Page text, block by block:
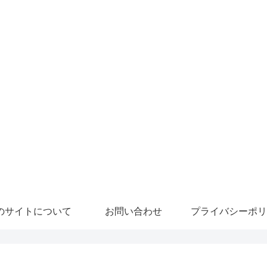
サイトについて お問い合わせ プライバシーポ